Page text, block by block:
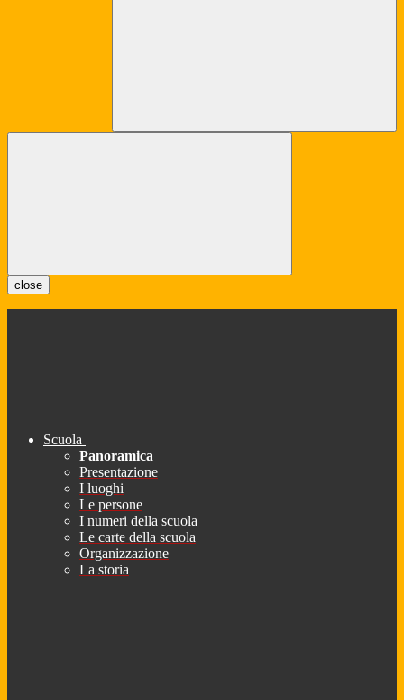
close
Scuola
Panoramica
Presentazione
I luoghi
Le persone
I numeri della scuola
Le carte della scuola
Organizzazione
La storia